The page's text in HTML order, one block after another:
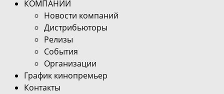
КОМПАНИИ
Новости компаний
Дистрибьюторы
Релизы
События
Организации
График кинопремьер
Контакты